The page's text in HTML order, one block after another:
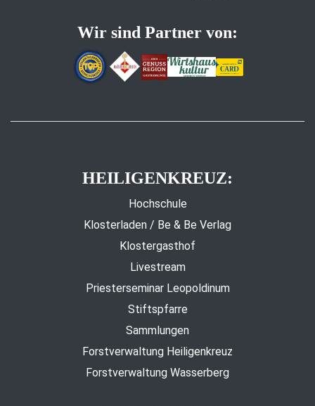
Wir sind Partner von:
HEILIGENKREUZ:
Hochschule
Klosterladen / Be & Be Verlag
Klostergasthof
Livestream
Priesterseminar Leopoldinum
Stiftspfarre
Sammlungen
Forstverwaltung Heiligenkreuz
Forstverwaltung Wasserberg